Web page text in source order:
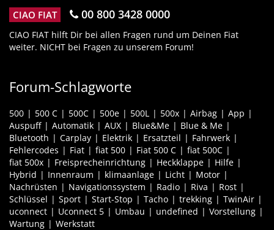
CIAO FIAT 00 800 3428 0000
CIAO FIAT hilft Dir bei allen Fragen rund um Deinen Fiat
weiter. NICHT bei Fragen zu unserem Forum!
Forum-Schlagworte
500 500 C 500C 500e 500L 500x Airbag
App
Auspuff
Automatik AUX Blue&Me
Blue & Me
Bluetooth
Carplay Elektrik Ersatzteil
Fahrwerk
Fehlercodes
Fiat fiat 500 Fiat 500 C
fiat 500C
fiat 500x
Freisprecheinrichtung Heckklappe
Hilfe
Hybrid
Innenraum klimaanlage Licht
Motor
Nachrüsten
Navigationssystem Radio Riva
Rost
Schlüssel
Sport Start-Stop Tacho trekking
TwinAir
uconnect
Uconnect 5 Umbau undefined
Vorstellung
Wartung
Werkstatt